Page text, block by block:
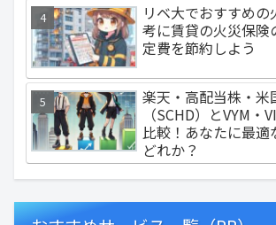
リベ大でおすすめ
考に賃貸の火災保険
定費を節約しよう
楽天・高配当株・米
（SCHD）とVYM・
比較！あなたに最適
どれか？